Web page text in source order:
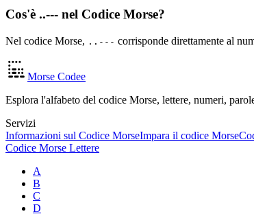
Cos'è ..--- nel Codice Morse?
Nel codice Morse, ..--- corrisponde direttamente al
Morse Codee
Esplora l'alfabeto del codice Morse, lettere, numeri,
Servizi
Informazioni sul Codice MorseImpara il codice Morse
Codice Morse Lettere
A
B
C
D